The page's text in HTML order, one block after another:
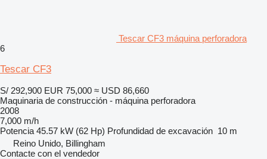
Tescar CF3 máquina perforadora
6
Tescar CF3
S/ 292,900 EUR 75,000 ≈ USD 86,660
Maquinaria de construcción - máquina perforadora
2008
7,000 m/h
Potencia 45.57 kW (62 Hp) Profundidad de excavación 10 m
Reino Unido, Billingham
Contacte con el vendedor